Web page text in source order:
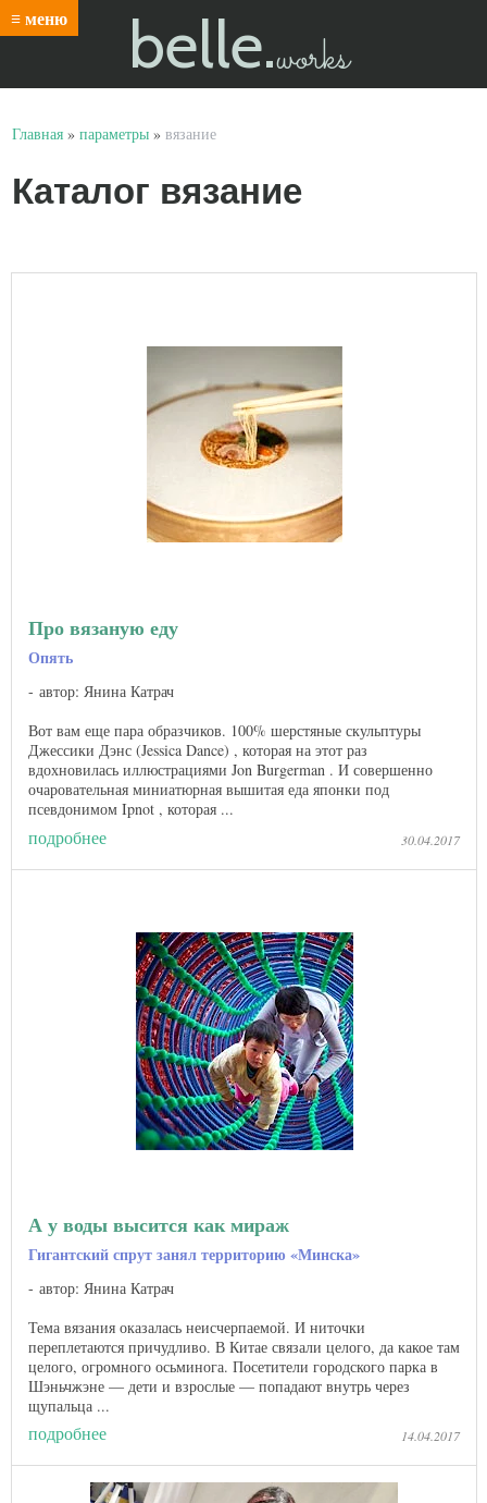
≡ меню belle.works
Главная » параметры » вязание
Каталог вязание
Про вязаную еду
Опять
автор: Янина Катрач
Вот вам еще пара образчиков. 100% шерстяные скульптуры
Джессики Дэнс (Jessica Dance) , которая на этот раз
вдохновилась иллюстрациями Jon Burgerman . И совершенно
очаровательная миниатюрная вышитая еда японки под
псевдонимом Ipnot , которая ...
подробнее 30.04.2017
А у воды высится как мираж
Гигантский спрут занял территорию «Минска»
автор: Янина Катрач
Тема вязания оказалась неисчерпаемой. И ниточки
переплетаются причудливо. В Китае связали целого, да какое там
целого, огромного осьминога. Посетители городского парка в
Шэньчжэне — дети и взрослые — попадают внутрь через
щупальца ...
подробнее 14.04.2017